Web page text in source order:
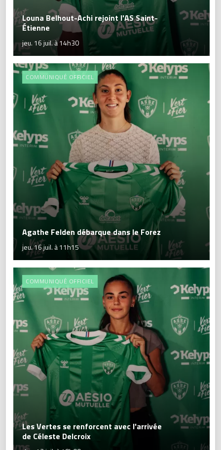
Louna Belhout-Achi rejoint l'AS Saint-
Étienne
jeu. 16 juil. à 14h30
COMMUNIQUÉ OFFICIEL
Agathe Felden débarque dans le Forez
jeu. 16 juil. à 11h15
COMMUNIQUÉ OFFICIEL
Les Vertes se renforcent avec l'arrivée
de Céleste Delcroix